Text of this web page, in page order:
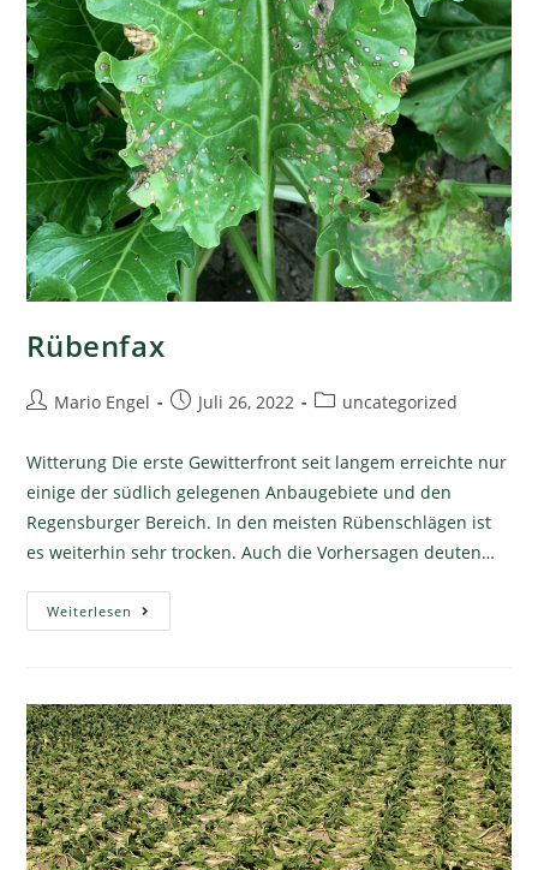
Rübenfax
Mario Engel Juli 26, 2022 uncategorized
Witterung Die erste Gewitterfront seit langem erreichte nur
einige der südlich gelegenen Anbaugebiete und den
Regensburger Bereich. In den meisten Rübenschlägen ist
es weiterhin sehr trocken. Auch die Vorhersagen deuten…
Weiterlesen